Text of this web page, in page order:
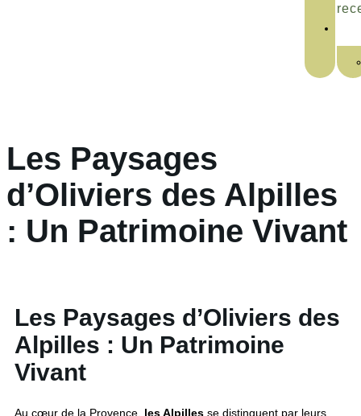
Les Paysages
d’Oliviers des Alpilles
: Un Patrimoine Vivant
Les Paysages d’Oliviers des
Alpilles : Un Patrimoine
Vivant
Au cœur de la Provence, les Alpilles se distinguent par leurs